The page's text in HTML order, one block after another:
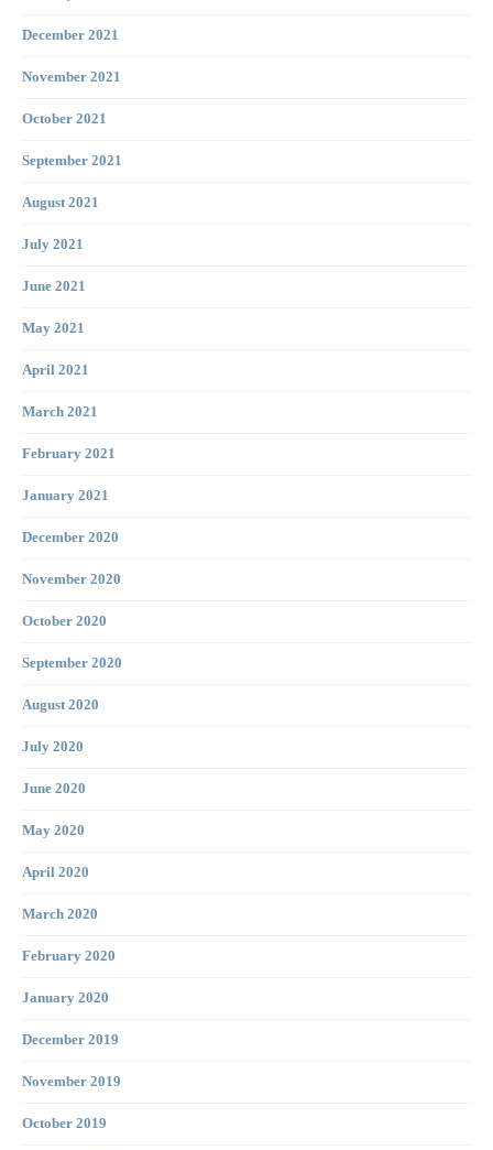
December 2021
November 2021
October 2021
September 2021
August 2021
July 2021
June 2021
May 2021
April 2021
March 2021
February 2021
January 2021
December 2020
November 2020
October 2020
September 2020
August 2020
July 2020
June 2020
May 2020
April 2020
March 2020
February 2020
January 2020
December 2019
November 2019
October 2019